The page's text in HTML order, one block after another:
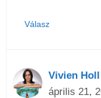
Válasz
Vivien Holl
április 21,